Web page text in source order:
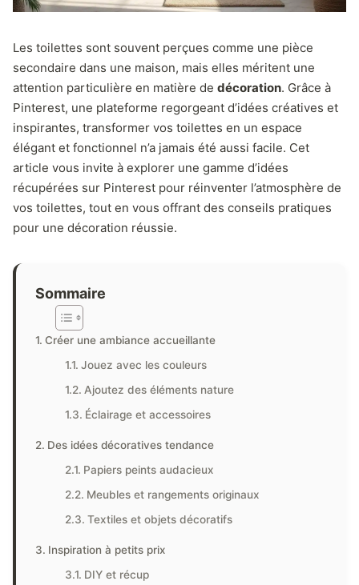
Les toilettes sont souvent perçues comme une pièce
secondaire dans une maison, mais elles méritent une
attention particulière en matière de décoration. Grâce à
Pinterest, une plateforme regorgeant d’idées créatives et
inspirantes, transformer vos toilettes en un espace
élégant et fonctionnel n’a jamais été aussi facile. Cet
article vous invite à explorer une gamme d’idées
récupérées sur Pinterest pour réinventer l’atmosphère de
vos toilettes, tout en vous offrant des conseils pratiques
pour une décoration réussie.
Sommaire
Créer une ambiance accueillante
Jouez avec les couleurs
Ajoutez des éléments nature
Éclairage et accessoires
Des idées décoratives tendance
Papiers peints audacieux
Meubles et rangements originaux
Textiles et objets décoratifs
Inspiration à petits prix
DIY et récup